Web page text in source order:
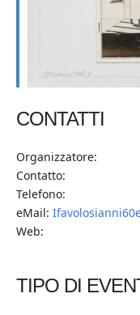
CONTATTI
Organizzatore:
Contatto:
Telefono:
eMail:
Web:
TIPO DI